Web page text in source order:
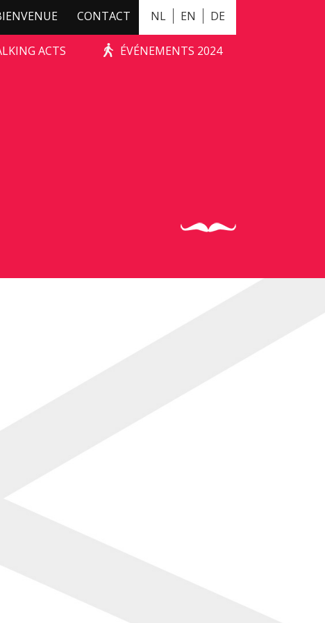
NL EN DE
CONTACT
ACTS ÉVÉNEMENTS 2024